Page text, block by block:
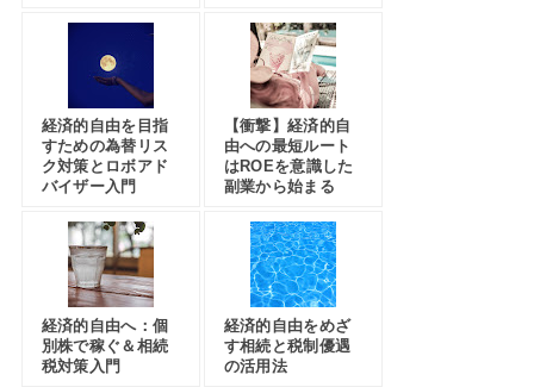
経済的自由を目指
すための為替リス
ク対策とロボアド
バイザー入門
【衝撃】経済的自
由への最短ルート
はROEを意識した
副業から始まる
経済的自由へ：個
別株で稼ぐ＆相続
税対策入門
経済的自由をめざ
す相続と税制優遇
の活用法